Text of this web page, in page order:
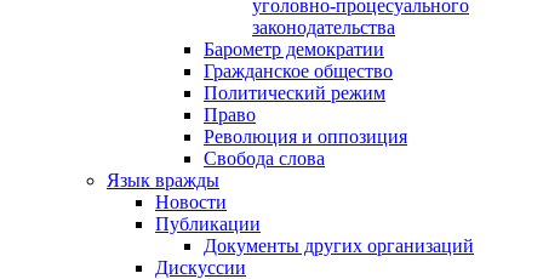
уголовно-процесуального
законодательства
Барометр демократии
Гражданское общество
Политический режим
Право
Революция и оппозиция
Свобода слова
Язык вражды
Новости
Публикации
Документы других организаций
Дискуссии